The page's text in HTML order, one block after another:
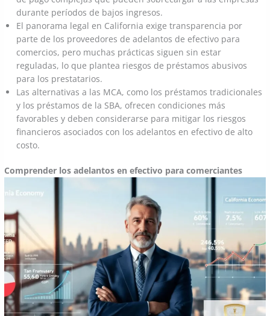
durante períodos de bajos ingresos.
El panorama legal en California exige transparencia por
parte de los proveedores de adelantos de efectivo para
comercios, pero muchas prácticas siguen sin estar
reguladas, lo que plantea riesgos de préstamos abusivos
para los prestatarios.
Las alternativas a las MCA, como los préstamos tradicionales
y los préstamos de la SBA, ofrecen condiciones más
favorables y deben considerarse para mitigar los riesgos
financieros asociados con los adelantos en efectivo de alto
costo.
Comprender los adelantos en efectivo para comerciantes